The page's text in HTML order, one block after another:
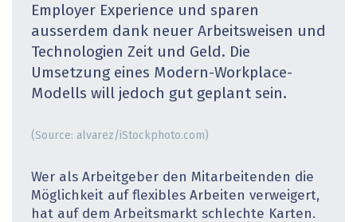
Employer Experience und sparen
ausserdem dank neuer Arbeitsweisen und
Technologien Zeit und Geld. Die
Umsetzung eines Modern-Workplace-
Modells will jedoch gut geplant sein.
(Source: alvarez/iStockphoto.com)
Wer als Arbeitgeber den Mitarbeitenden die
Möglichkeit auf flexibles Arbeiten verweigert,
hat auf dem Arbeitsmarkt schlechte Karten.